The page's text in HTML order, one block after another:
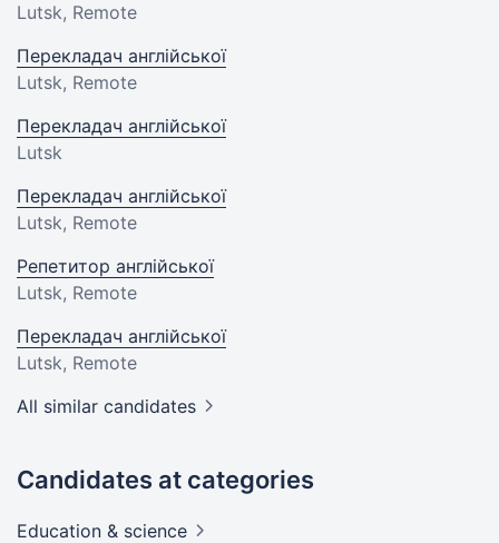
Lutsk, Remote
Перекладач англійської
Lutsk, Remote
Перекладач англійської
Lutsk
Перекладач англійської
Lutsk, Remote
Репетитор англійської
Lutsk, Remote
Перекладач англійської
Lutsk, Remote
All similar candidates
Candidates at categories
Education & science